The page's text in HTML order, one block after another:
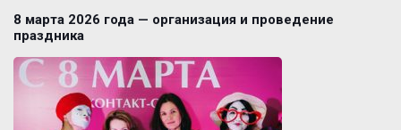
8 марта 2026 года — организация и проведение
праздника